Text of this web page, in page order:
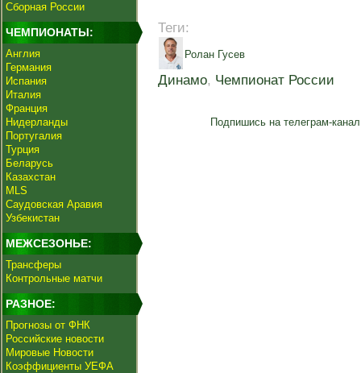
Сборная России
ЧЕМПИОНАТЫ:
Англия
Германия
Испания
Италия
Франция
Нидерланды
Португалия
Турция
Беларусь
Казахстан
MLS
Саудовская Аравия
Узбекистан
МЕЖСЕЗОНЬЕ:
Трансферы
Контрольные матчи
РАЗНОЕ:
Прогнозы от ФНК
Российские новости
Мировые Новости
Коэффициенты УЕФА
Теги:
Ролан Гусев
Динамо, Чемпионат России
Подпишись на телеграм-